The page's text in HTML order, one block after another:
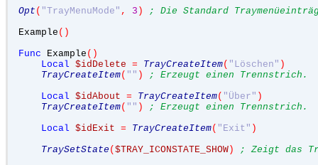
Opt ( "TrayMenuMode" , 3 )
; Die Standard
Example ()
Func Example ()
Local $idDelete = TrayCreateItem( "Löschen" )
TrayCreateItem( "" )
; Erzeugt einen Trennstrich.
Local $idAbout = TrayCreateItem( "Über" )
TrayCreateItem( "" )
; Erzeugt einen Trennstrich.
Local $idExit = TrayCreateItem( "Exit" )
TraySetState ( $TRAY_ICONSTATE_SHOW )
; Zeigt das